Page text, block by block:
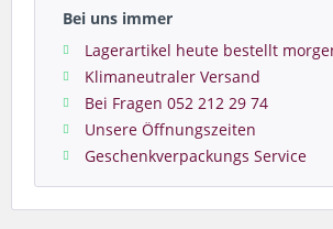
Bei uns immer
Lagerartikel heute bestellt
Klimaneutraler Versand
Bei Fragen 052 212 29 74
Unsere Öffnungszeiten
Geschenkverpackungs Service